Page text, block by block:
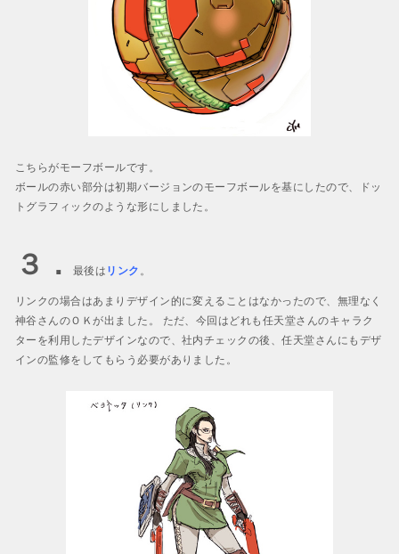
こちらがモーフボールです。
ボールの赤い部分は初期バージョンのモーフボールを基にしたので、ドッ
トグラフィックのような形にしました。
３． 最後は リンク 。
リンクの場合はあまりデザイン的に変えることはなかったので、無理なく
神谷さんのＯＫが出ました。 ただ、今回はどれも任天堂さんのキャラク
ターを利用したデザインなので、社内チェックの後、任天堂さんにもデザ
インの監修をしてもらう必要がありました。